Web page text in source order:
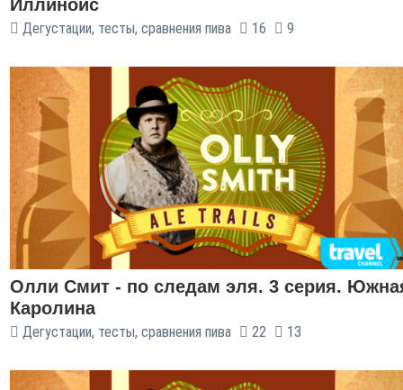
Иллинойс
Дегустации, тесты, сравнения пива 16 9
Олли Смит - по следам эля. 3 серия.
Каролина
Дегустации, тесты, сравнения пива 22 13